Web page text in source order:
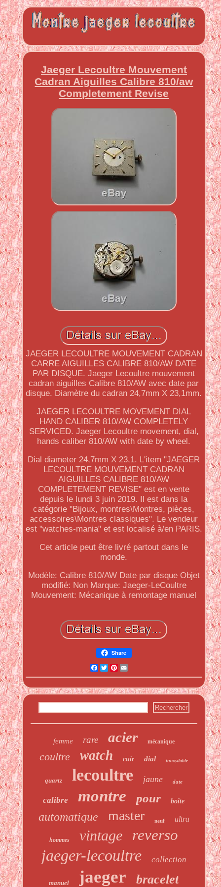
Jaeger Lecoultre Mouvement
Cadran Aiguilles Calibre 810/aw
Completement Revise
JAEGER LECOULTRE MOUVEMENT CADRAN
CARRE AIGUILLES CALIBRE 810/AW DATE
PAR DISQUE. Jaeger Lecoultre mouvement
cadran aiguilles Calibre 810/AW avec date par
disque. Diamètre du cadran 24,7mm X 23,1mm.
JAEGER LECOULTRE MOVEMENT DIAL
HAND CALIBER 810/AW COMPLETELY
SERVICED. Jaeger Lecoultre movement, dial,
hands caliber 810/AW with date by wheel.
Dial diameter 24,7mm X 23,1. L'item "JAEGER
LECOULTRE MOUVEMENT CADRAN
AIGUILLES CALIBRE 810/AW
COMPLETEMENT REVISE" est en vente
depuis le lundi 3 juin 2019. Il est dans la
catégorie "Bijoux, montres\Montres, pièces,
accessoires\Montres classiques". Le vendeur
est "watches-mania" et est localisé à/en PARIS.
Cet article peut être livré partout dans le
monde.
Modèle: Calibre 810/AW Date par disque Objet
modifié: Non Marque: Jaeger-LeCoultre
Mouvement: Mécanique à remontage manuel
Share
Facebook
Twitter
Pinterest
Email
femme rare acier mécanique
coultre watch cuir dial inoxydable
quartz lecoultre jaune date
calibre montre pour boîte
automatique master neuf ultra
hommes vintage reverso
jaeger-lecoultre collection
manuel jaeger bracelet